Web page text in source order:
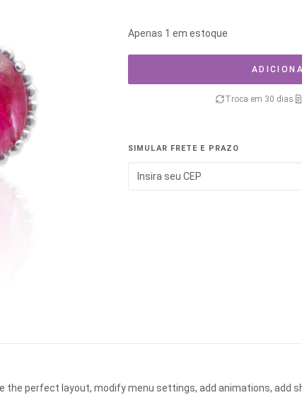
Apenas 1 em estoque
Troca em 30 dias
SIMULAR FRETE E PRAZO
the perfect layout, modify menu settings, add animations, add